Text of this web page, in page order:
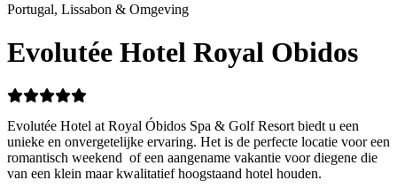
Portugal, Lissabon & Omgeving
Evolutée Hotel Royal Obidos
Evolutée Hotel at Royal Óbidos Spa & Golf Resort biedt u een
unieke en onvergetelijke ervaring. Het is de perfecte locatie voor een
romantisch weekend of een aangename vakantie voor diegene die
van een klein maar kwalitatief hoogstaand hotel houden.